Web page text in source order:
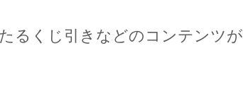
るくじ引きなどのコンテンツが